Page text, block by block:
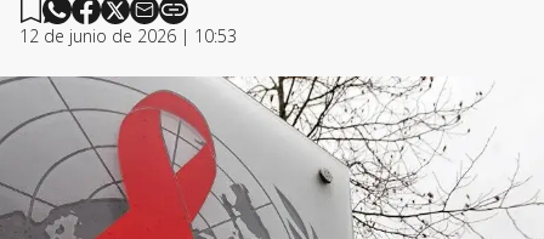
12 de junio de 2026 | 10:53